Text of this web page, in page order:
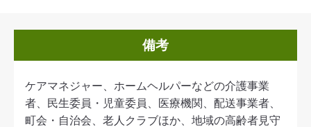
備考
ケアマネジャー、ホームヘルパーなどの介護事業
者、民生委員・児童委員、医療機関、配送事業者、
町会・自治会、老人クラブほか、地域の高齢者見守